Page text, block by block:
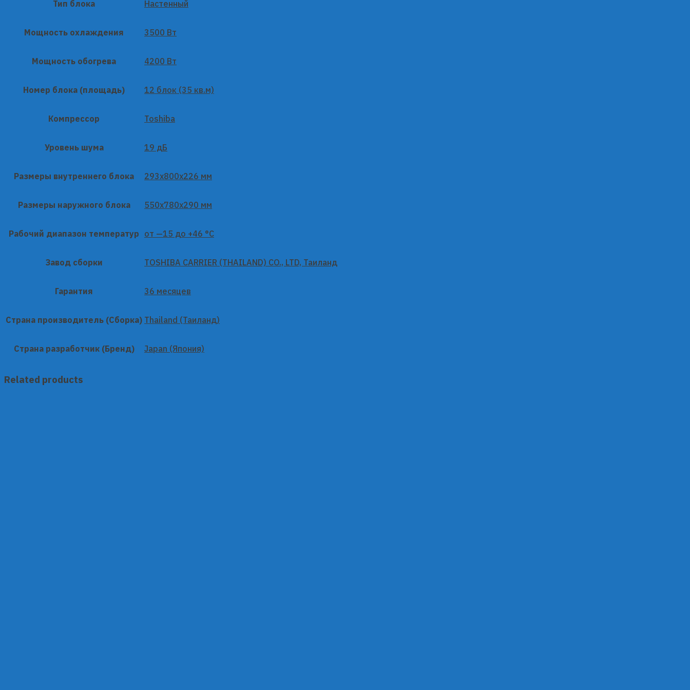
Тип блока Настенный
Мощность охлаждения 3500 Вт
Мощность обогрева 4200 Вт
Номер блока (площадь) 12 блок (35 кв.м)
Компрессор Toshiba
Уровень шума 19 дБ
Размеры внутреннего блока 293x800x226 мм
Размеры наружного блока 550x780x290 мм
Рабочий диапазон температур от —15 до +46 °C
Завод сборки TOSHIBA CARRIER (THAILAND) CO., LTD, Таиланд
Гарантия 36 месяцев
Страна производитель (Сборка) Thailand (Таиланд)
Страна разработчик (Бренд) Japan (Япония)
Related products